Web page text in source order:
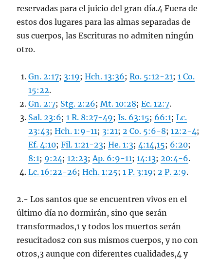
reservadas para el juicio del gran día.4 Fuera de
estos dos lugares para las almas separadas de
sus cuerpos, las Escrituras no admiten ningún
otro.
Gn. 2:17; 3:19;Hch. 13:36;Ro. 5:12-21;1 Co.
15:22.
Gn. 2:7; Stg. 2:26;Mt. 10:28;Ec. 12:7.
Sal. 23:6;1 R. 8:27-49;Is. 63:15; 66:1;Lc.
23:43;Hch. 1:9-11; 3:21;2 Co. 5:6-8;12:2-4;
Ef. 4:10;Fil. 1:21-23;He. 1:3;4:14,15; 6:20;
8:1; 9:24;12:23;Ap. 6:9-11;14:13;20:4-6.
Lc. 16:22-26;Hch. 1:25;1 P. 3:19;2 P. 2:9.
2.- Los santos que se encuentren vivos en el
último día no dormirán, sino que serán
transformados,1 y todos los muertos serán
resucitados2 con sus mismos cuerpos, y no con
otros,3 aunque con diferentes cualidades,4 y